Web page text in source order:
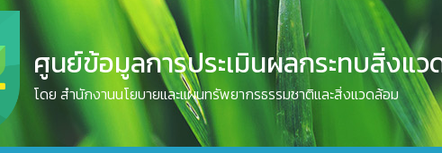
ศูนย์ข้อมูลการประเมินผลกระทบสิ่งแ
โดย สำนักงานนโยบายและแผนทรัพยากรธรรมชาติและสิ่งแวดล้อม